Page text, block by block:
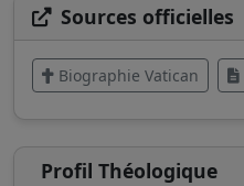
Sources officielles
Biographie Vatican
Profil Théologique